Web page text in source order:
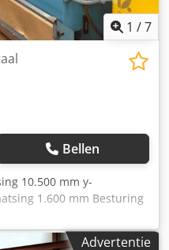
1 /7
Bellen
10.500 mm y-
1.600 mm Besturing
ISO 50 P.D.B.
Werkstukspindel-
Advertentie